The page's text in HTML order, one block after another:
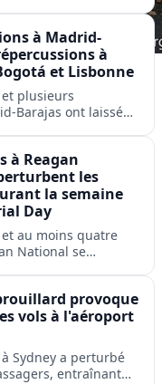
à Madrid-
à
et Lisbonne
plusieurs
Barajas ont laissé
à Reagan
les
la semaine
Day
au moins quatre
National se
provoque
vols à l'aéroport
Sydney a perturbé
entraînant